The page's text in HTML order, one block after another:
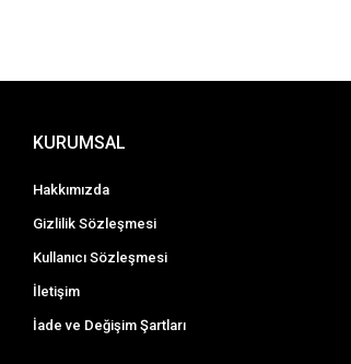
KURUMSAL
Hakkımızda
Gizlilik Sözleşmesi
Kullanıcı Sözleşmesi
İletişim
İade ve Değişim Şartları